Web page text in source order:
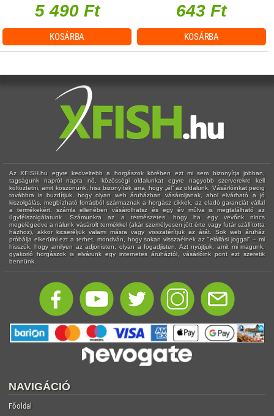
5 490 Ft
KOSÁRBA
643 Ft
KOSÁRBA
Az XFISH.hu egyre kedveltebb a horgászok körében ezt mi sem bizonyítja jobban,
tagságunk napról napra nő, közösségi oldalunkat egyre nagyobb szerverekre kell
költöztetni, amit köszönünk, hisz bizonyíték arra, hogy „él” az oldalunk. Vásárlóinkat pedig
továbbra is buzdítjuk, hogy olyan web áruházban vásároljanak, ahol elvárható a jó
kiszolgálás, megbízható forrásból származnak a horgász cikkek, az eladó garanciát vállal
a termékekért, számla ellenében vásárolhatsz és egy év múlva is megtalálható az
ügyfélszolgálatunk. Számunkra az a természetes, hogy ha egy vevőnk nincs
megelégedve a nálunk vásárolt termékkel (akár személyesen jött érte vagy futár szállította
házhoz), akkor kicseréljük valami másra vagy visszatérítjük az árát. Sok web áruház
próbálja elkerülni ezt a terhet, mondván, hogy sokan visszaélnek az "elállási joggal" – mi
hisszük, hogy amilyen az adjonisten, olyan a fogadjisten. Azt nyújtjuk, amit mi magunk,
gyakorló horgászok is elvárunk egy internetes áruháztól, vásárlóink pont ezt szeretik
bennünk.
NAVIGÁCIÓ
Főoldal